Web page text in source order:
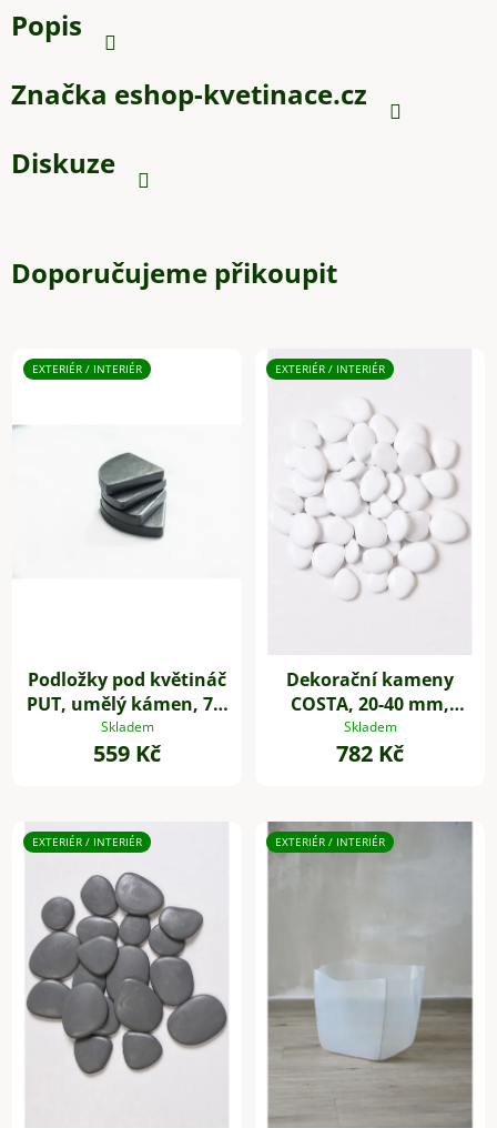
Popis
Značka eshop-kvetinace.cz
Diskuze
Doporučujeme přikoupit
EXTERIÉR / INTERIÉR
Podložky pod květináč
PUT, umělý kámen, 7 x
7 cm, 4-set, šedé
Skladem
559 Kč
EXTERIÉR / INTERIÉR
Dekorační kameny
COSTA, 20-40 mm,
plast, bílá
Skladem
782 Kč
EXTERIÉR / INTERIÉR EXTERIÉR / INTERIÉR